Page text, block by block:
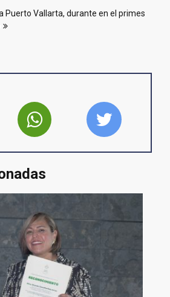
Puerto Vallarta, durante en el primes